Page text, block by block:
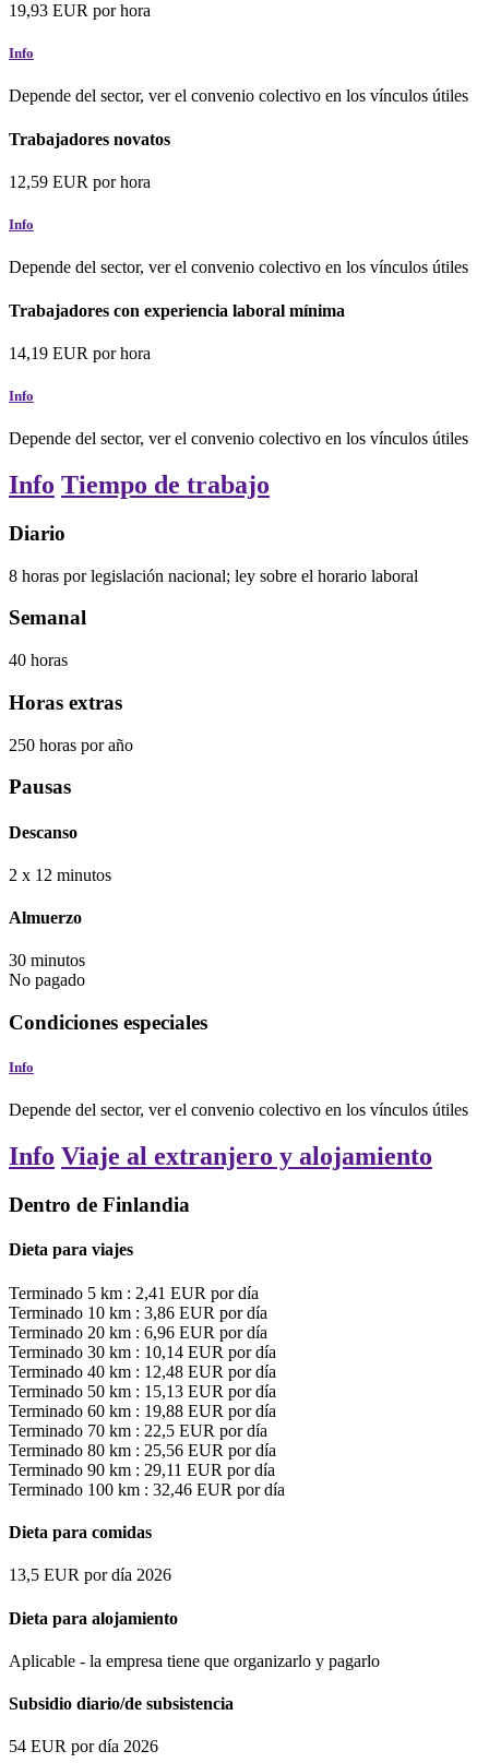
19,93 EUR por hora
Info
Depende del sector, ver el convenio colectivo en los vínculos útiles
Trabajadores novatos
12,59 EUR por hora
Info
Depende del sector, ver el convenio colectivo en los vínculos útiles
Trabajadores con experiencia laboral mínima
14,19 EUR por hora
Info
Depende del sector, ver el convenio colectivo en los vínculos útiles
Info Tiempo de trabajo
Diario
8 horas por legislación nacional; ley sobre el horario laboral
Semanal
40 horas
Horas extras
250 horas por año
Pausas
Descanso
2 x 12 minutos
Almuerzo
30 minutos
No pagado
Condiciones especiales
Info
Depende del sector, ver el convenio colectivo en los vínculos útiles
Info Viaje al extranjero y alojamiento
Dentro de Finlandia
Dieta para viajes
Terminado 5 km : 2,41 EUR por día
Terminado 10 km : 3,86 EUR por día
Terminado 20 km : 6,96 EUR por día
Terminado 30 km : 10,14 EUR por día
Terminado 40 km : 12,48 EUR por día
Terminado 50 km : 15,13 EUR por día
Terminado 60 km : 19,88 EUR por día
Terminado 70 km : 22,5 EUR por día
Terminado 80 km : 25,56 EUR por día
Terminado 90 km : 29,11 EUR por día
Terminado 100 km : 32,46 EUR por día
Dieta para comidas
13,5 EUR por día 2026
Dieta para alojamiento
Aplicable - la empresa tiene que organizarlo y pagarlo
Subsidio diario/de subsistencia
54 EUR por día 2026